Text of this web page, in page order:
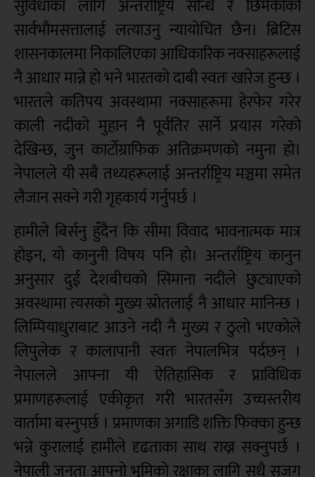
सुविधाका लागि अन्तर्राष्ट्रिय सन्धि र छिमेकीको
सार्वभौमसत्तालाई लत्याउनु न्यायोचित छैन। ब्रिटिस
शासनकालमा निकालिएका आधिकारिक नक्साहरूलाई
नै आधार मान्ने हो भने भारतको दाबी स्वतः खारेज हुन्छ ।
भारतले कतिपय अवस्थामा नक्साहरूमा हेरफेर गरेर
काली नदीको मुहान नै पूर्वतिर सार्ने प्रयास गरेको
देखिन्छ, जुन कार्टोग्राफिक अतिक्रमणको नमुना हो।
नेपालले यी सबै तथ्यहरूलाई अन्तर्राष्ट्रिय मञ्चमा समेत
लैजान सक्ने गरी गृहकार्य गर्नुपर्छ ।
हामीले बिर्सनु हुँदैन कि सीमा विवाद भावनात्मक मात्र
होइन, यो कानुनी विषय पनि हो। अन्तर्राष्ट्रिय कानुन
अनुसार दुई देशबीचको सिमाना नदीले छुट्याएको
अवस्थामा त्यसको मुख्य स्रोतलाई नै आधार मानिन्छ ।
लिम्पियाधुराबाट आउने नदी नै मुख्य र ठुलो भएकोले
लिपुलेक र कालापानी स्वतः नेपालभित्र पर्दछन् ।
नेपालले आफ्ना यी ऐतिहासिक र प्राविधिक
प्रमाणहरूलाई एकीकृत गरी भारतसँग उच्चस्तरीय
वार्तामा बस्नुपर्छ । प्रमाणका अगाडि शक्ति फिक्का हुन्छ
भन्ने कुरालाई हामीले दृढताका साथ राख्न सक्नुपर्छ ।